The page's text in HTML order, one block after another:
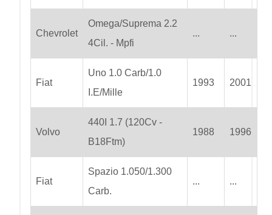
Chevrolet
Omega/Suprema 2.2
4Cil. - Mpfi
... ...
Fiat
Uno 1.0 Carb/1.0
I.E/Mille
1993 2001
Volvo
440I 1.7 (120Cv -
B18Ftm)
1988 1996
Fiat
Spazio 1.050/1.300
Carb.
... ...